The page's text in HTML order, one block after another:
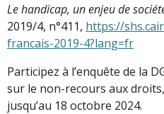
Le handicap, un enjeu de
2019/4, n°411, https://
francais-2019-4?lang=fr
Participez à l’enquête de la
sur le non-recours aux
jusqu’au 18 octobre 2024.